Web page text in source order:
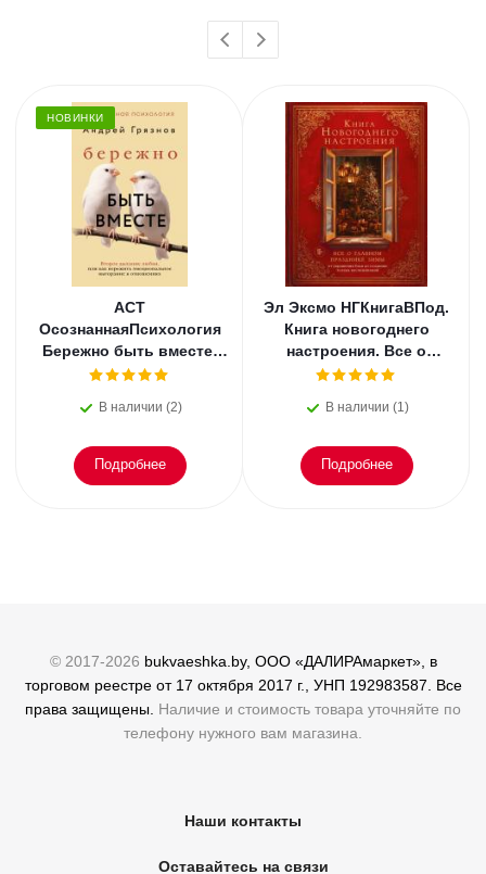
НОВИНКИ
АСТ
ОсознаннаяПсихология
Бережно быть вместе.
Второе дыхание любви,
эмоциональное
В наличии (2)
Подробнее
Эл Эксмо НГКнигаВПод.
Книга новогоднего
настроения. Все о
главном празднике
елки
В наличии (1)
Подробнее
© 2017-2026 bukvaeshka.by, ООО «ДАЛИРАмаркет», в
торговом реестре от 17 октября 2017 г., УНП 192983587. Все
права защищены. Наличие и стоимость товара уточняйте по
телефону нужного вам магазина.
Наши контакты
Оставайтесь на связи